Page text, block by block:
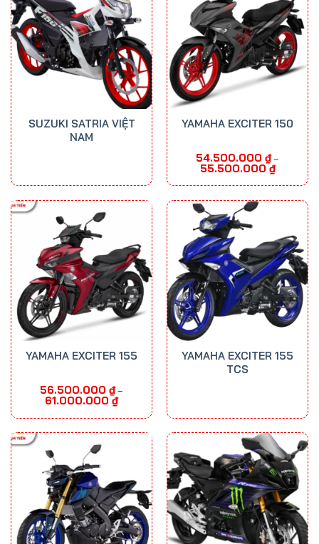
SUZUKI SATRIA VIỆT
NAM
YAMAHA EXCITER 150
54.500.000 ₫ –
55.500.000₫Khoảng
giá:
YAMAHA EXCITER 155
56.500.000 ₫ –
61.000.000 ₫Khoảng
giá:
56.500.000 ₫
đến
61.000.000 ₫
YAMAHA EXCITER 155
TCS